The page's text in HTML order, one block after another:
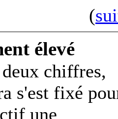
(
élevé
chiffres,
s'est fixé
une